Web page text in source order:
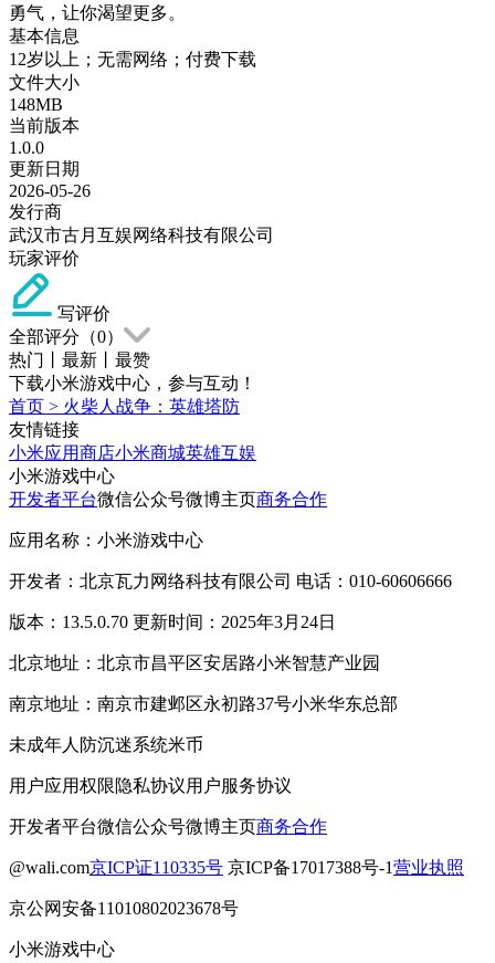
勇气，让你渴望更多。
基本信息
12岁以上；无需网络；付费下载
文件大小
148MB
当前版本
1.0.0
更新日期
2026-05-26
发行商
武汉市古月互娱网络科技有限公司
玩家评价
写评价
全部评分（0）
热门
最新
最赞
下载小米游戏中心，参与互动！
首页 > 火柴人战争：英雄塔防
友情链接
小米应用商店小米商城英雄互娱
小米游戏中心
开发者平台微信公众号微博主页商务合作
应用名称：小米游戏中心
开发者：北京瓦力网络科技有限公司 电话：010-60606666
版本：13.5.0.70 更新时间：2025年3月24日
北京地址：北京市昌平区安居路小米智慧产业园
南京地址：南京市建邺区永初路37号小米华东总部
未成年人防沉迷系统米币
用户应用权限隐私协议用户服务协议
开发者平台微信公众号微博主页商务合作
@wali.com京ICP证110335号 京ICP备17017388号-1营业执照
京公网安备11010802023678号
小米游戏中心